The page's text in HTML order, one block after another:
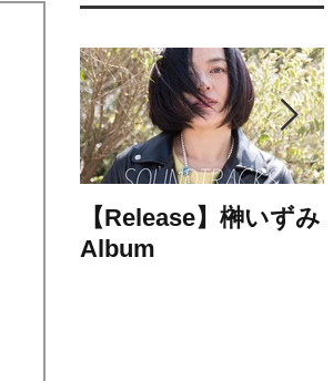
【Release】榊いずみ
Album